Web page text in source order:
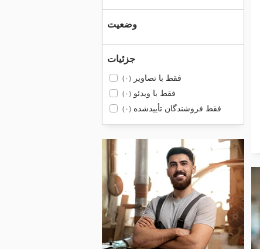
وضعیت
جزئیات
فقط با تصاویر(۰)
فقط با ویدئو(۰)
فقط فروشندگان تأییدشده(۰)